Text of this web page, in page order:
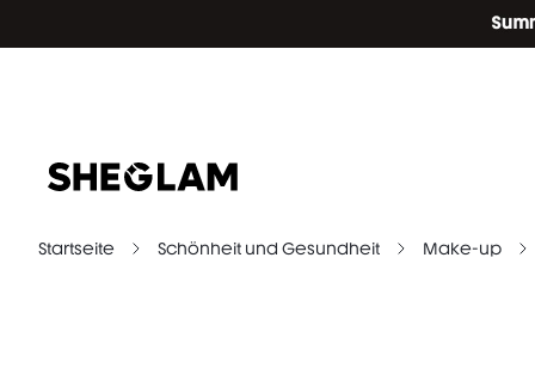
Startseite Schönheit und Gesundheit Make-up